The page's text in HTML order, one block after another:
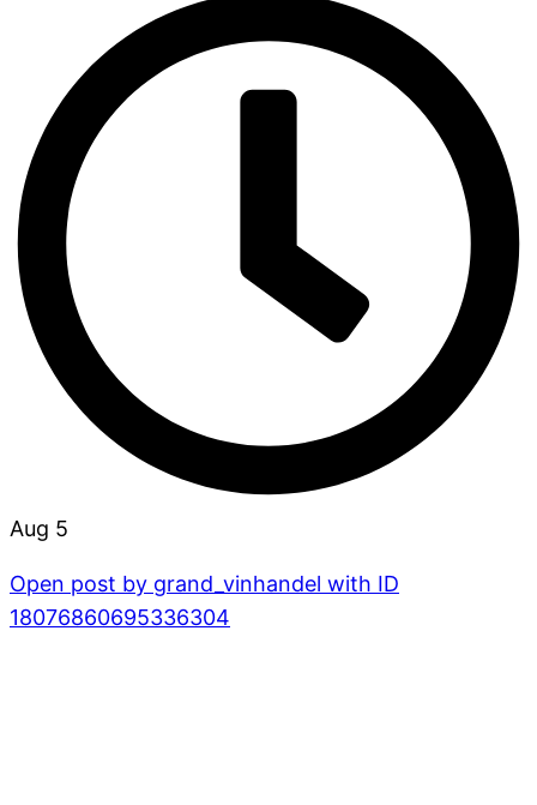
Aug 5
Open post by grand_vinhandel with ID
18076860695336304